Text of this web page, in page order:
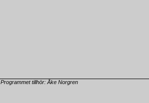
, Programmet tillhör: Åke Norgren